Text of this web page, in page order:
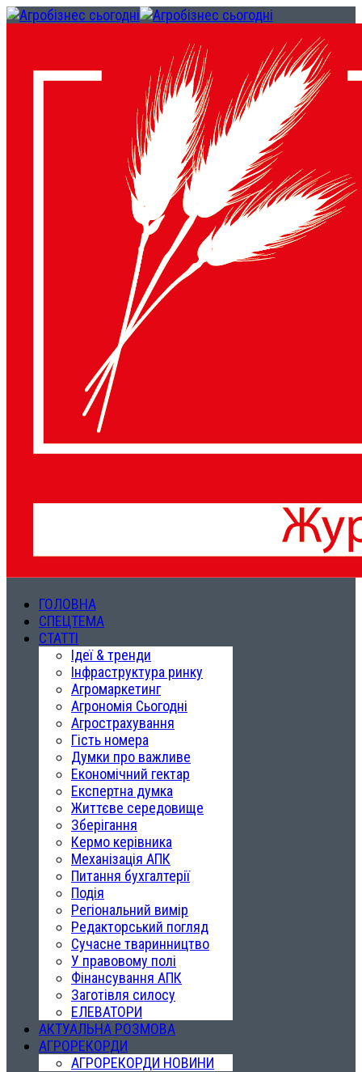
ГОЛОВНА
СПЕЦТЕМА
СТАТТІ
Ідеї & тренди
Інфраструктура ринку
Агромаркетинг
Агрономія Сьогодні
Агрострахування
Гість номера
Думки про важливе
Економічний гектар
Експертна думка
Життєве середовище
Зберігання
Кермо керівника
Механізація АПК
Питання бухгалтерії
Подія
Регіональний вимір
Редакторський погляд
Сучасне тваринництво
У правовому полі
Фінансування АПК
Заготівля силосу
ЕЛЕВАТОРИ
АКТУАЛЬНА РОЗМОВА
АГРОРЕКОРДИ
АГРОРЕКОРДИ НОВИНИ